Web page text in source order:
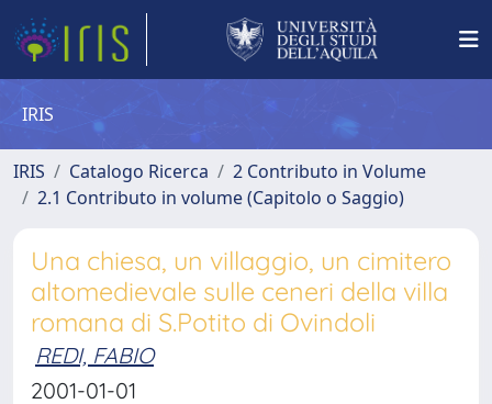
IRIS
IRIS Catalogo Ricerca
2 Contributo in Volume
2.1 Contributo in volume (Capitolo o Saggio)
Una chiesa, un villaggio, un cimitero
altomedievale sulle ceneri della villa
romana di S.Potito di Ovindoli
REDI, FABIO
2001-01-01